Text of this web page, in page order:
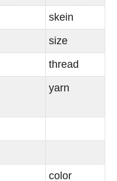
skein
size
thread
yarn
color